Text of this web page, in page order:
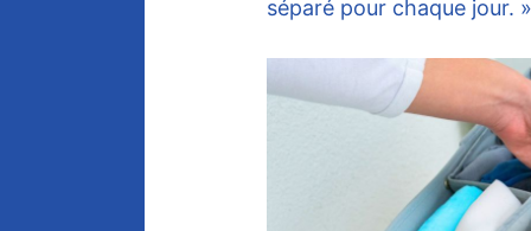
séparé pour chaque jour. »